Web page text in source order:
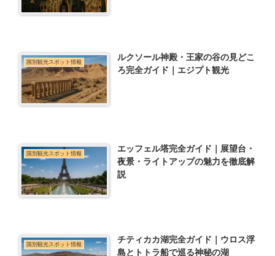
国別観光スポット情報
ルクソール神殿・王家の谷の見どこ
ろ完全ガイド｜エジプト観光
国別観光スポット情報
エッフェル塔完全ガイド｜展望台・
夜景・ライトアップの魅力を徹底解
説
国別観光スポット情報
チティカカ湖完全ガイド｜ウロス浮
島とトトラ船で巡る神秘の湖